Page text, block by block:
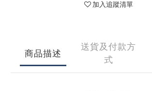
加入追蹤清單
商品描述
送貨及付款方
式